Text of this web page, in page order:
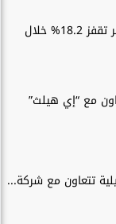
مبيعات السيارات في مصر تقفز 18.2% خلال
مع “إي هيلث”
تتعاون مع شركة...